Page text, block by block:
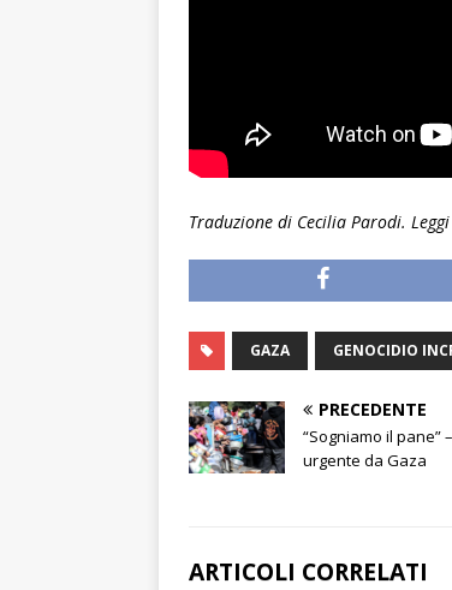
Traduzione di Cecilia Parodi.
GAZA GENOCIDIO
PRECEDENTE
“Sogniamo il pane”
urgente da Gaza
ARTICOLI CORRELATI